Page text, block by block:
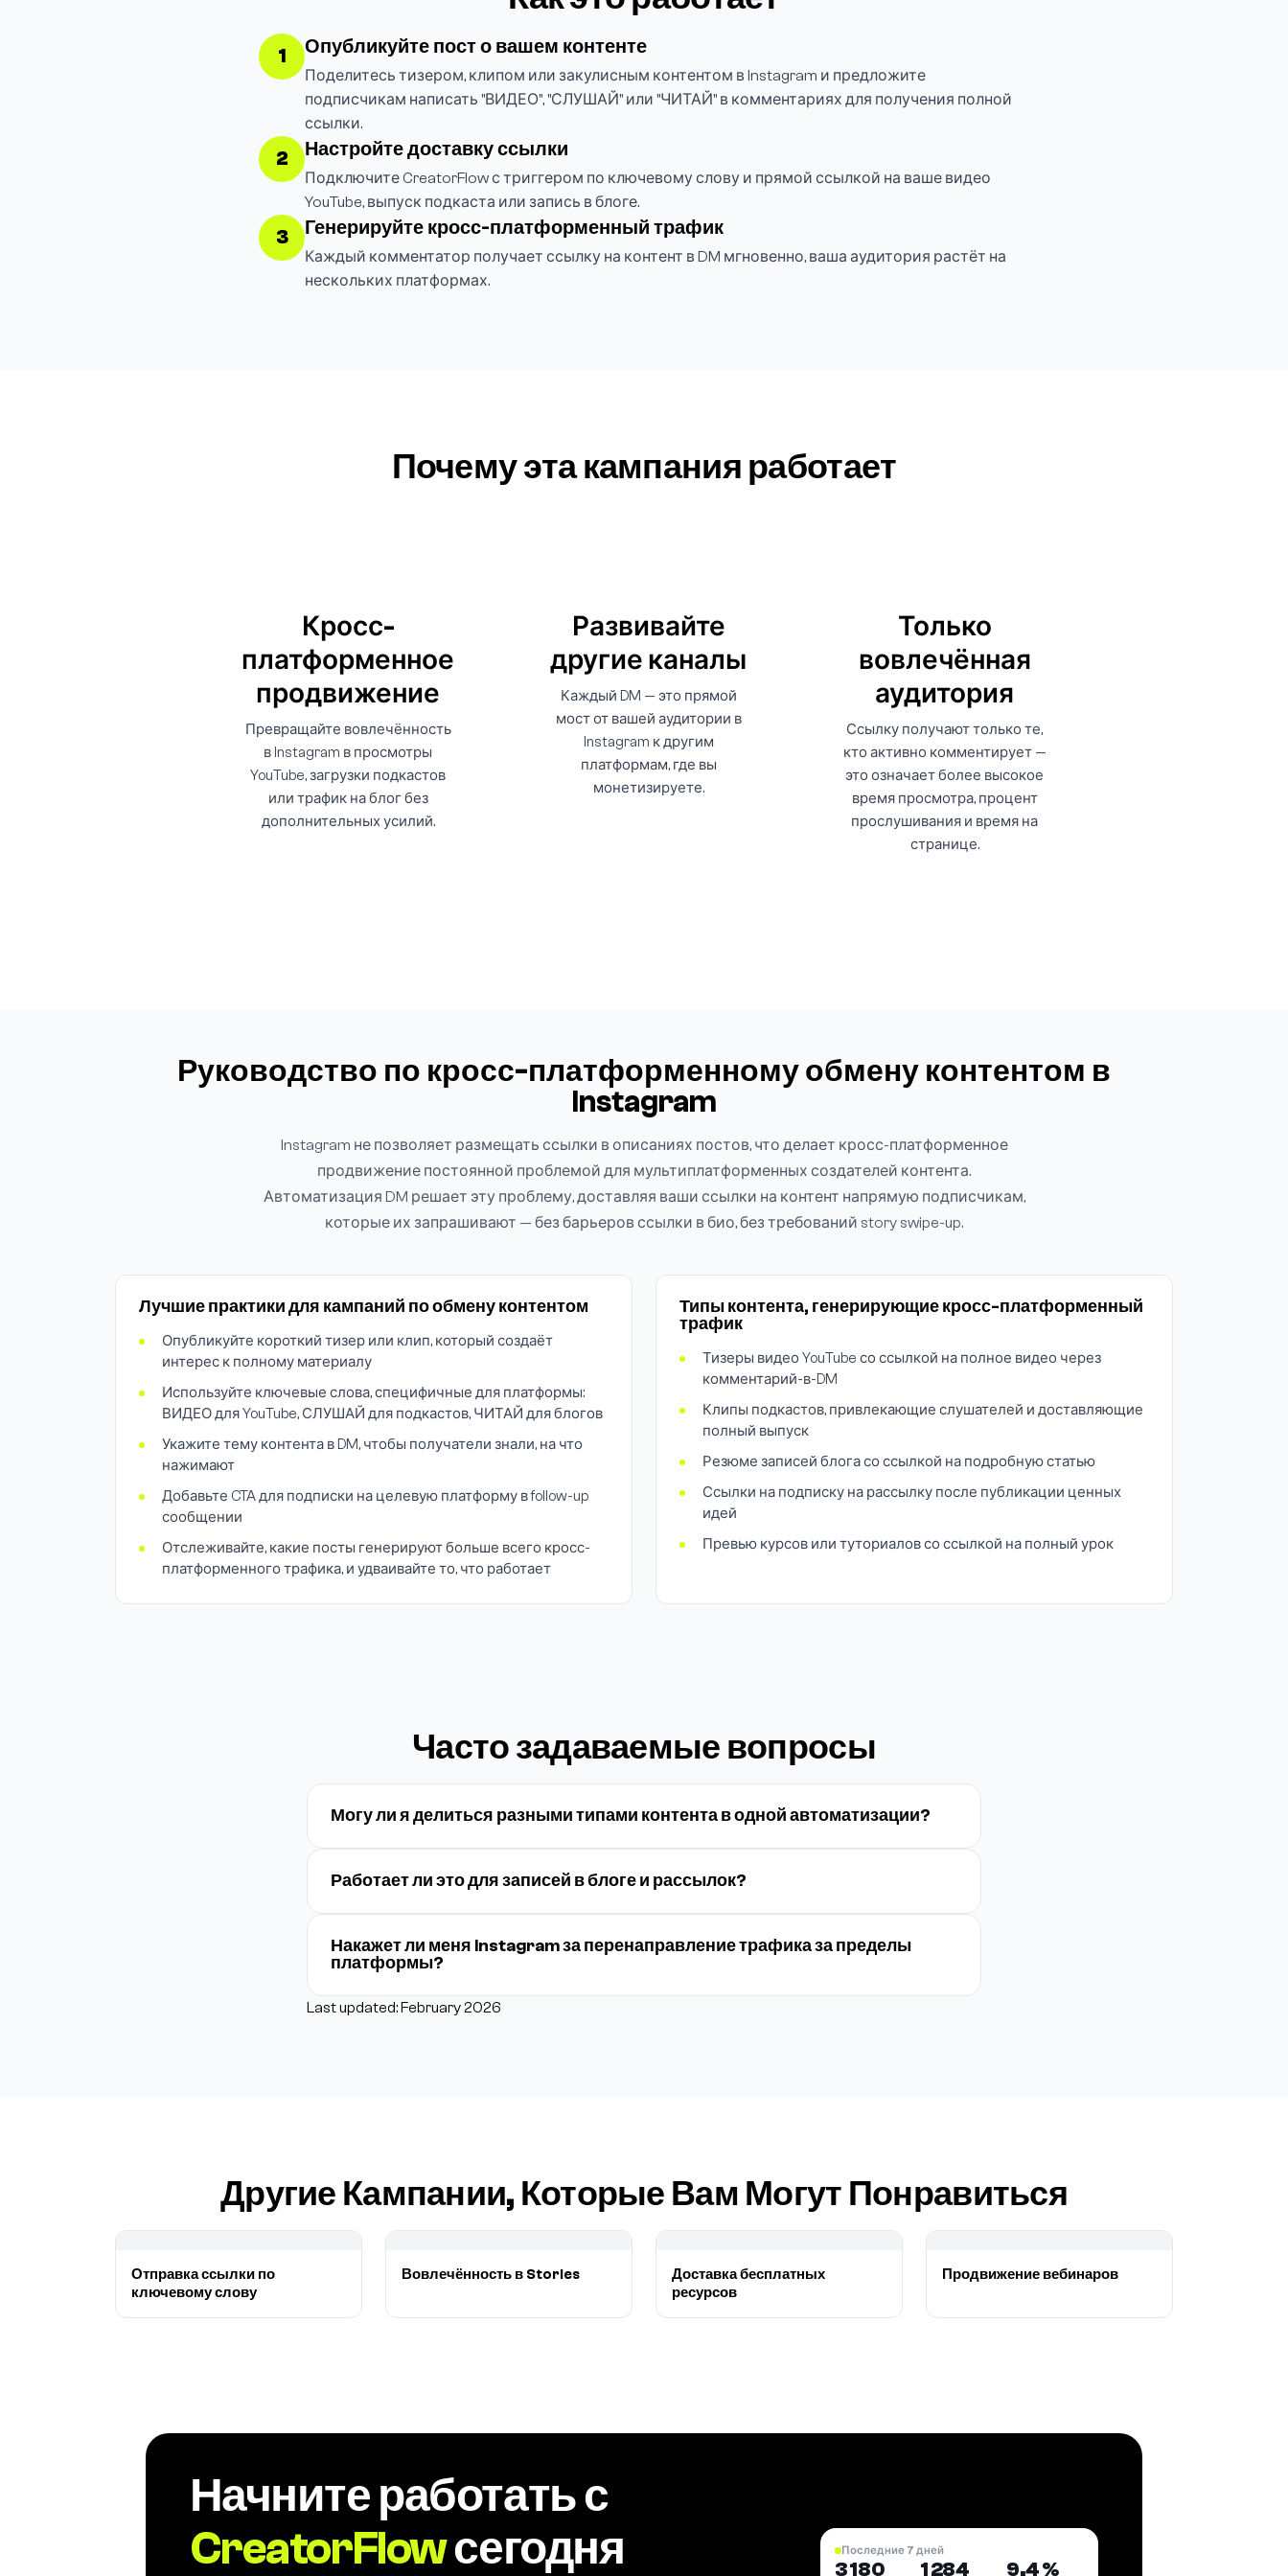
1 Опубликуйте пост о вашем контенте
Поделитесь тизером, клипом или закулисным контентом в Instagram и предложите
подписчикам написать "ВИДЕО", "СЛУШАЙ" или "ЧИТАЙ" в комментариях для получения полной
ссылки.
2 Настройте доставку ссылки
Подключите CreatorFlow с триггером по ключевому слову и прямой ссылкой на ваше видео
YouTube, выпуск подкаста или запись в блоге.
3 Генерируйте кросс-платформенный трафик
Каждый комментатор получает ссылку на контент в DM мгновенно, ваша аудитория растёт на
нескольких платформах.
Почему эта кампания работает
Кросс-
платформенное
продвижение
Превращайте вовлечённость
в Instagram в просмотры
YouTube, загрузки подкастов
или трафик на блог без
дополнительных усилий.
Развивайте
другие каналы
Каждый DM — это прямой
мост от вашей аудитории в
Instagram к другим
платформам, где вы
монетизируете.
Только
вовлечённая
аудитория
Ссылку получают только те,
кто активно комментирует —
это означает более высокое
время просмотра, процент
прослушивания и время на
странице.
Руководство по кросс-платформенному обмену контентом в
Instagram
Instagram не позволяет размещать ссылки в описаниях постов, что делает кросс-платформенное
продвижение постоянной проблемой для мультиплатформенных создателей контента.
Автоматизация DM решает эту проблему, доставляя ваши ссылки на контент напрямую подписчикам,
которые их запрашивают — без барьеров ссылки в био, без требований story swipe-up.
Лучшие практики для кампаний по обмену контентом
Опубликуйте короткий тизер или клип, который создаёт
интерес к полному материалу
Используйте ключевые слова, специфичные для платформы:
ВИДЕО для YouTube, СЛУШАЙ для подкастов, ЧИТАЙ для блогов
Укажите тему контента в DM, чтобы получатели знали, на что
нажимают
Добавьте CTA для подписки на целевую платформу в follow-up
сообщении
Отслеживайте, какие посты генерируют больше всего кросс-
платформенного трафика, и удваивайте то, что работает
Типы контента, генерирующие кросс-платформенный
трафик
Тизеры видео YouTube со ссылкой на полное видео через
комментарий-в-DM
Клипы подкастов, привлекающие слушателей и доставляющие
полный выпуск
Резюме записей блога со ссылкой на подробную статью
Ссылки на подписку на рассылку после публикации ценных
идей
Превью курсов или туториалов со ссылкой на полный урок
Часто задаваемые вопросы
Могу ли я делиться разными типами контента в одной автоматизации?
Работает ли это для записей в блоге и рассылок?
Накажет ли меня Instagram за перенаправление трафика за пределы
платформы?
Last updated: February 2026
Другие Кампании, Которые Вам Могут Понравиться
Отправка ссылки по
ключевому слову
Вовлечённость в Stories
Доставка бесплатных
ресурсов
Продвижение вебинаров
Начните работать с
CreatorFlowсегодня Последние 7 дней
3 180 1 284 9,4 %